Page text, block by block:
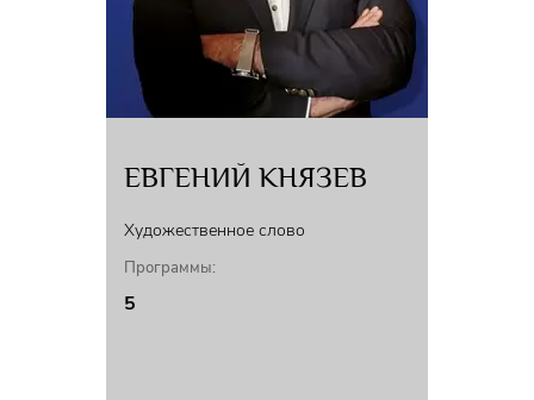
ЕВГЕНИЙ КНЯЗЕВ
Художественное слово
Программы:
5